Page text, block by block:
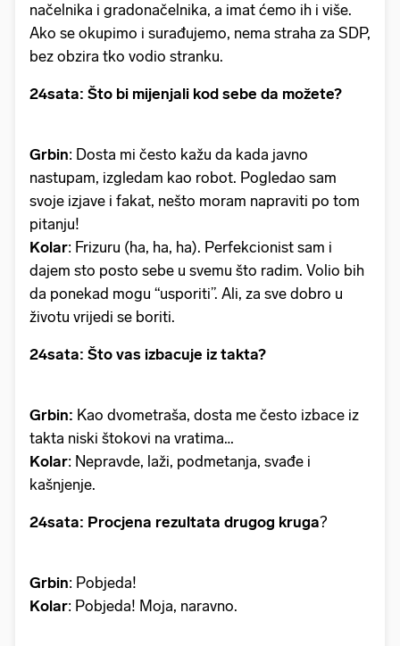
načelnika i gradonačelnika, a imat ćemo ih i više.
Ako se okupimo i surađujemo, nema straha za SDP,
bez obzira tko vodio stranku.
24sata: Što bi mijenjali kod sebe da možete?
Grbin: Dosta mi često kažu da kada javno
nastupam, izgledam kao robot. Pogledao sam
svoje izjave i fakat, nešto moram napraviti po tom
pitanju!
Kolar: Frizuru (ha, ha, ha). Perfekcionist sam i
dajem sto posto sebe u svemu što radim. Volio bih
da ponekad mogu “usporiti”. Ali, za sve dobro u
životu vrijedi se boriti.
24sata: Što vas izbacuje iz takta?
Grbin: Kao dvometraša, dosta me često izbace iz
takta niski štokovi na vratima…
Kolar: Nepravde, laži, podmetanja, svađe i
kašnjenje.
24sata: Procjena rezultata drugog kruga?
Grbin: Pobjeda!
Kolar: Pobjeda! Moja, naravno.